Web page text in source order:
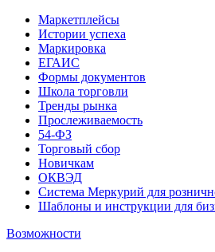
Маркетплейсы
Истории успеха
Маркировка
ЕГАИС
Формы документов
Школа торговли
Тренды рынка
Прослеживаемость
54-ФЗ
Торговый сбор
Новичкам
ОКВЭД
Система Меркурий для
Шаблоны и инструкции для
Возможности